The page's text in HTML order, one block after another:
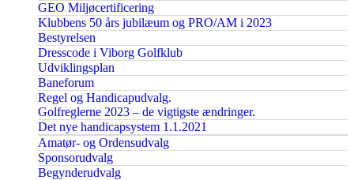
GEO Miljøcertificering
Klubbens 50 års jubilæum og PRO/AM i 2023
Bestyrelsen
Dresscode i Viborg Golfklub
Udviklingsplan
Baneforum
Regel og Handicapudvalg.
Golfreglerne 2023 – de vigtigste ændringer.
Det nye handicapsystem 1.1.2021
Amatør- og Ordensudvalg
Sponsorudvalg
Begynderudvalg